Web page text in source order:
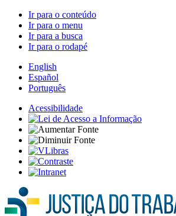
Ir para o conteúdo
Ir para o menu
Ir para a busca
Ir para o rodapé
English
Español
Português
Acessibilidade